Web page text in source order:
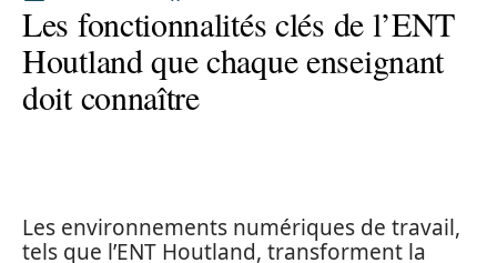
Les fonctionnalités clés de l’ENT
Houtland que chaque enseignant
doit connaître
Les environnements numériques de travail,
tels que l’ENT Houtland, transforment la